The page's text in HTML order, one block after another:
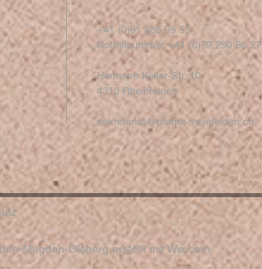
+41 (0)61 836 95 55
Notfallnummer +41 (0)79 290 86 27
Hermann Keller-Str. 10
4310 Rheinfelden
sekretariat@pfarrei-rheinfelden.ch
Magden-Olsberg erstellt mitWix.com